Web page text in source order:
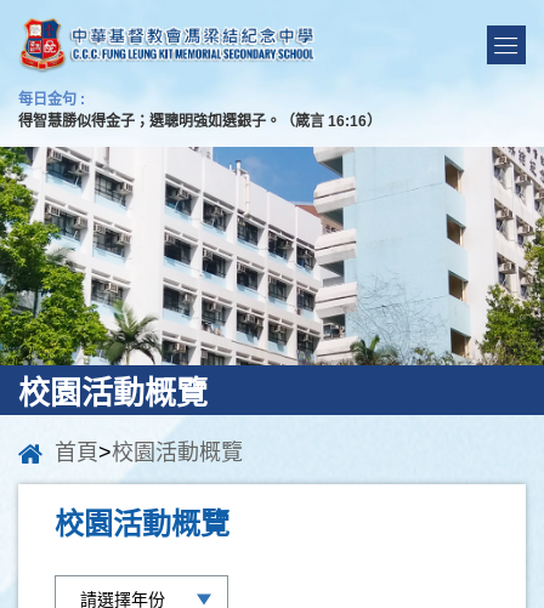
每日金句 :
得智慧勝似得金子；選聰明強如選銀子。（箴言 16:16）
校園活動概覽
首頁>校園活動概覽
校園活動概覽